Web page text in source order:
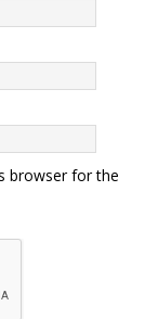
browser for the